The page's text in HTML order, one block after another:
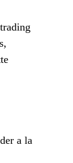
a la